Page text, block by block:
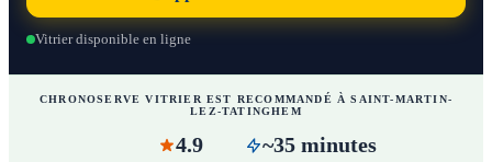
Vitrier disponible en ligne
CHRONOSERVE VITRIER EST RECOMMANDÉ À SAINT-MARTIN-
LEZ-TATINGHEM
4.9 ~35 minutes